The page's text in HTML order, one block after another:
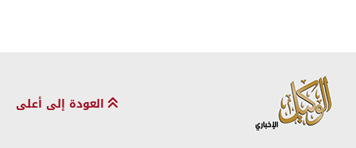
العودة إلى أعلى